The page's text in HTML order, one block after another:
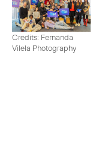
Credits: Fernanda
Vilela Photography